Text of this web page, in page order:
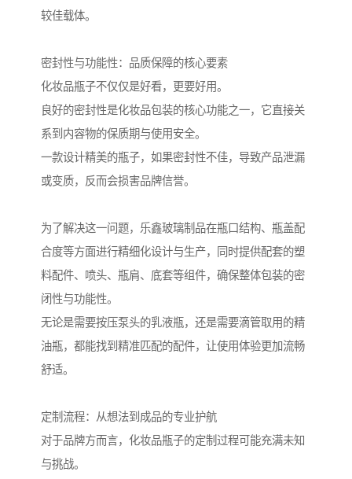
较佳载体。
密封性与功能性：品质保障的核心要素
化妆品瓶子不仅仅是好看，更要好用。
良好的密封性是化妆品包装的核心功能之一，它直接关
系到内容物的保质期与使用安全。
一款设计精美的瓶子，如果密封性不佳，导致产品泄漏
或变质，反而会损害品牌信誉。
为了解决这一问题，乐鑫玻璃制品在瓶口结构、瓶盖配
合度等方面进行精细化设计与生产，同时提供配套的塑
料配件、喷头、瓶肩、底套等组件，确保整体包装的密
闭性与功能性。
无论是需要按压泵头的乳液瓶，还是需要滴管取用的精
油瓶，都能找到精准匹配的配件，让使用体验更加流畅
舒适。
定制流程：从想法到成品的专业护航
对于品牌方而言，化妆品瓶子的定制过程可能充满未知
与挑战。